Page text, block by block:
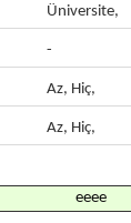
Üniversite,
-
Az, Hiç,
Az, Hiç,
eeee